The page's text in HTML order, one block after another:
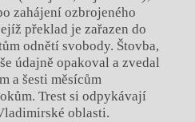
zahájení ozbrojeného
překlad je zařazen do
odnětí svobody. Štovba,
údajně opakoval a zvedal
a šesti měsícům
Trest si odpykávají
oblasti.